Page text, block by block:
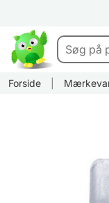
Forside